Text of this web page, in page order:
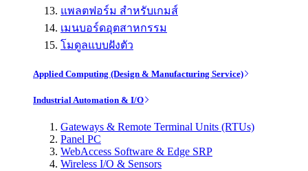
แพลตฟอร์ม สำหรับเกมส์
เมนบอร์ดอุตสาหกรรม
โมดูลแบบฝังตัว
Applied Computing (Design & Manufacturing Service)
Industrial Automation & I/O
Gateways & Remote Terminal Units (RTUs)
Panel PC
WebAccess Software & Edge SRP
Wireless I/O & Sensors